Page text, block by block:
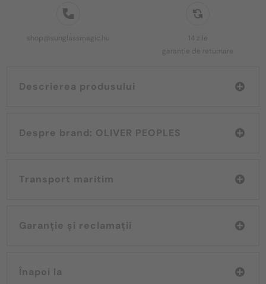
shop@sunglassmagic.hu
14 zile
garanție de returnare
Descrierea produsului
Despre brand: OLIVER PEOPLES
Transport maritim
Garanție și reclamații
Înapoi la